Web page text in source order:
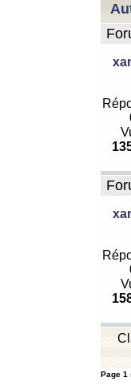
Page 1